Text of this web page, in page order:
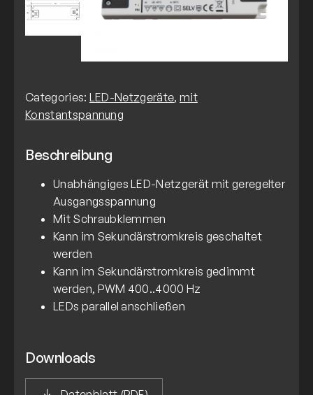
Categories: LED-Netzgeräte, mit
Konstantspannung
Beschreibung
Unabhängiges LED-Netzgerät mit geregelter
Ausgangsspannung
Mit Schraubklemmen
Kann im Sekundärstromkreis geschaltet
werden
Kann im Sekundärstromkreis gedimmt
werden, PWM 400..4000 Hz
LEDs parallel anschließen
Downloads